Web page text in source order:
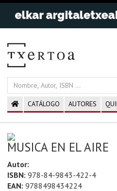
CATÁLOGO AUTORES
MUSICA EN EL AIRE
Autor:
ISBN: 978-84-9843-422-4
EAN: 9788498434224